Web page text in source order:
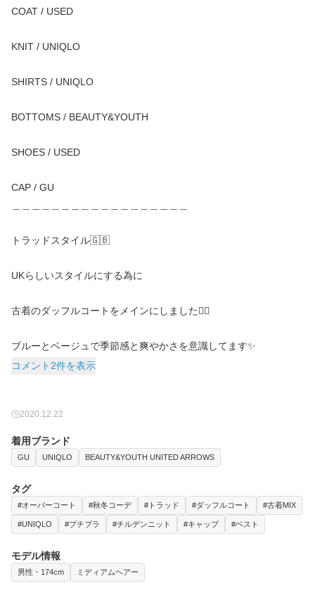
COAT / USED
KNIT / UNIQLO
SHIRTS / UNIQLO
BOTTOMS / BEAUTY&YOUTH
SHOES / USED
CAP / GU
トラッドスタイル🇬🇧
UKらしいスタイルにする為に
古着のダッフルコートをメインにしました🙆‍♂️
ブルーとベージュで季節感と爽やかさを意識してます✨
コメント2件を表示
2020.12.22
着用ブランド
GU UNIQLO BEAUTY&YOUTH UNITED ARROWS
タグ
#オーバーコート #秋冬コーデ #トラッド #ダッフルコート #古着MIX
#UNIQLO #プチプラ #チルデンニット #キャップ #ベスト
モデル情報
男性・174cm ミディアムヘアー